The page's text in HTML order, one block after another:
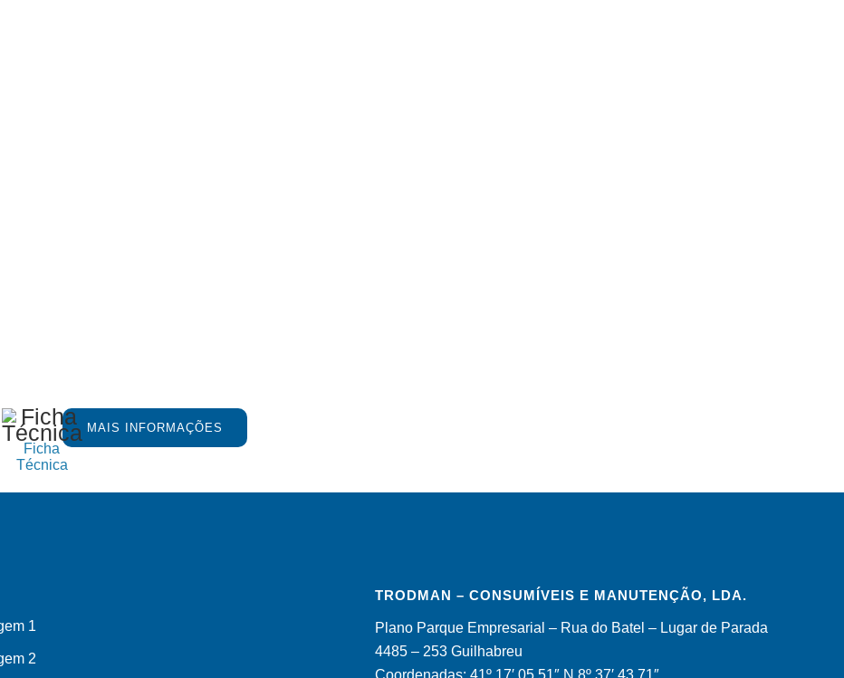
Ficha
Técnica
MAIS INFORMAÇÕES
TRODMAN – CONSUMÍVEIS E MANUTENÇÃO, LDA.
Plano Parque Empresarial – Rua do Batel – Lugar de Parada
4485 – 253 Guilhabreu